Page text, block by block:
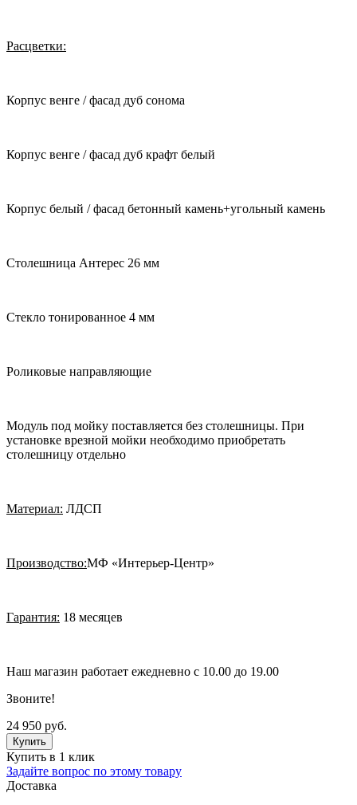
Расцветки:
Корпус венге / фасад дуб сонома
Корпус венге / фасад дуб крафт белый
Корпус белый / фасад бетонный камень+угольный камень
Столешница Антерес 26 мм
Стекло тонированное 4 мм
Роликовые направляющие
Модуль под мойку поставляется без столешницы. При
установке врезной мойки необходимо приобретать
столешницу отдельно
Материал: ЛДСП
Производство:МФ «Интерьер-Центр»
Гарантия: 18 месяцев
Наш магазин работает ежедневно с 10.00 до 19.00
Звоните!
24 950 руб.
Купить в 1 клик
Задайте вопрос по этому товару
Доставка